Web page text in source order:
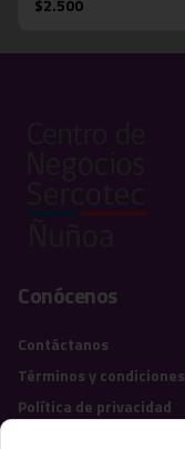
$2.500
Conócenos
Contáctanos
Términos y condiciones
Política de privacidad